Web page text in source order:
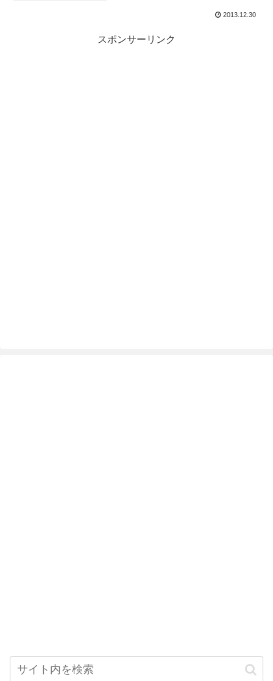
2013.12.30
スポンサーリンク